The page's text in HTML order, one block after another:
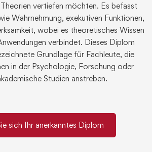
vertiefen möchten. Es befasst
Wahrnehmung, exekutiven Funktionen,
wobei es theoretisches Wissen
verbindet. Dieses Diplom
Grundlage für Fachleute, die
in der Psychologie, Forschung oder
Studien anstreben.
sich Ihr anerkanntes Diplom